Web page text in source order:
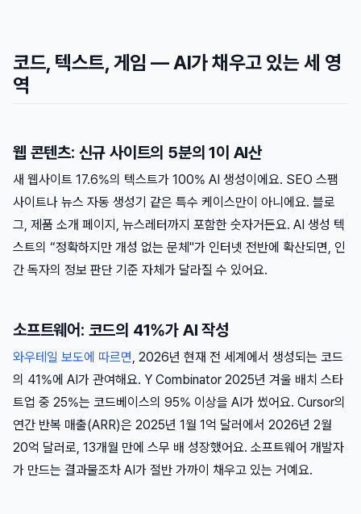
코드, 텍스트, 게임 — AI가 채우고 있는 세 영
역
웹 콘텐츠: 신규 사이트의 5분의 1이 AI산
새 웹사이트 17.6%의 텍스트가 100% AI 생성이에요. SEO 스팸
사이트나 뉴스 자동 생성기 같은 특수 케이스만이 아니에요. 블로
그, 제품 소개 페이지, 뉴스레터까지 포함한 숫자거든요. AI 생성 텍
스트의 “정확하지만 개성 없는 문체"가 인터넷 전반에 확산되면, 인
간 독자의 정보 판단 기준 자체가 달라질 수 있어요.
소프트웨어: 코드의 41%가 AI 작성
와우테일 보도에 따르면, 2026년 현재 전 세계에서 생성되는 코드
의 41%에 AI가 관여해요. Y Combinator 2025년 겨울 배치 스타
트업 중 25%는 코드베이스의 95% 이상을 AI가 썼어요. Cursor의
연간 반복 매출(ARR)은 2025년 1월 1억 달러에서 2026년 2월
20억 달러로, 13개월 만에 스무 배 성장했어요. 소프트웨어 개발자
가 만드는 결과물조차 AI가 절반 가까이 채우고 있는 거예요.